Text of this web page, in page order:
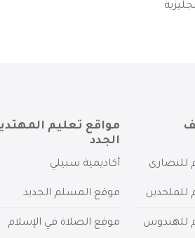
للنصارى
للملحدين
للهندوس
مواقع تعليم
الجدد
أكاديمية سبيلي
موقع المسلم الجديد
موقع الصلاة في الإسلام